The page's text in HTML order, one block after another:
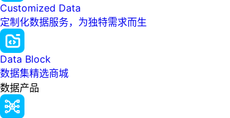
Customized Data
定制化数据服务，为独特需求而生
Data Block
数据集精选商城
数据产品